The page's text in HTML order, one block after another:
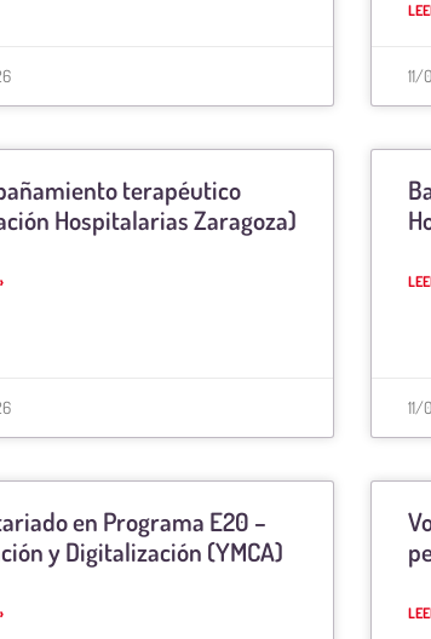
terapéutico
Hospitalarias Zaragoza)
en Programa E20 –
y Digitalización (YMCA)